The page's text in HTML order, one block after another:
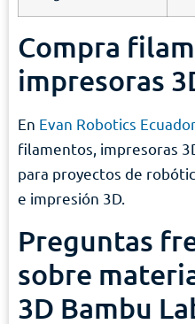
Compra
impresoras
En Evan Robotics
filamentos, impresoras
para proyectos de
e impresión 3D.
Preguntas
sobre
3D Bambu